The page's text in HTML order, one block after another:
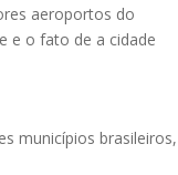
aeroportos do
e o fato de a cidade
municípios brasileiros,